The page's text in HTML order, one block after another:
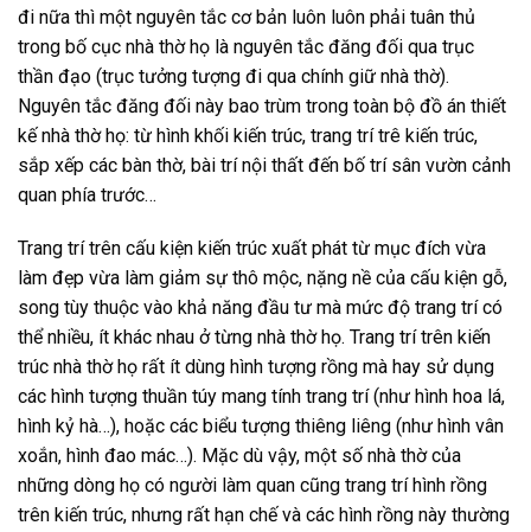
đi nữa thì một nguyên tắc cơ bản luôn luôn phải tuân thủ
trong bố cục nhà thờ họ là nguyên tắc đăng đối qua trục
thần đạo (trục tưởng tượng đi qua chính giữ nhà thờ).
Nguyên tắc đăng đối này bao trùm trong toàn bộ đồ án thiết
kế nhà thờ họ: từ hình khối kiến trúc, trang trí trê kiến trúc,
sắp xếp các bàn thờ, bài trí nội thất đến bố trí sân vườn cảnh
quan phía trước…
Trang trí trên cấu kiện kiến trúc xuất phát từ mục đích vừa
làm đẹp vừa làm giảm sự thô mộc, nặng nề của cấu kiện gỗ,
song tùy thuộc vào khả năng đầu tư mà mức độ trang trí có
thể nhiều, ít khác nhau ở từng nhà thờ họ. Trang trí trên kiến
trúc nhà thờ họ rất ít dùng hình tượng rồng mà hay sử dụng
các hình tượng thuần túy mang tính trang trí (như hình hoa lá,
hình kỷ hà…), hoặc các biểu tượng thiêng liêng (như hình vân
xoắn, hình đao mác…). Mặc dù vậy, một số nhà thờ của
những dòng họ có người làm quan cũng trang trí hình rồng
trên kiến trúc, nhưng rất hạn chế và các hình rồng này thường